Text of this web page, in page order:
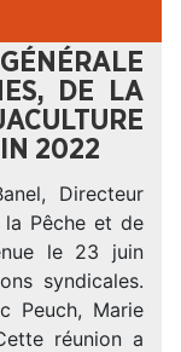
DE LA
2022
Directeur
la Pêche et de
le 23 juin
syndicales.
Peuch, Marie
réunion a